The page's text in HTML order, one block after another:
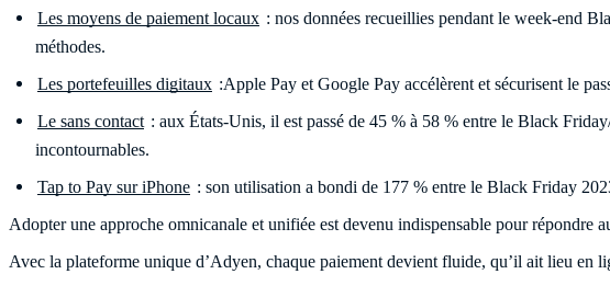
Les moyens de paiement locaux : nos données recueillies pendant le week-end
méthodes.
Les portefeuilles digitaux :Apple Pay et Google Pay accélèrent et sécurisent le
Le sans contact : aux États-Unis, il est passé de 45 % à 58 % entre le Black
incontournables.
Tap to Pay sur iPhone : son utilisation a bondi de 177 % entre le Black Friday
Adopter une approche omnicanale et unifiée est devenu indispensable pour répondre
Avec la plateforme unique d’Adyen, chaque paiement devient fluide, qu’il ait lieu en